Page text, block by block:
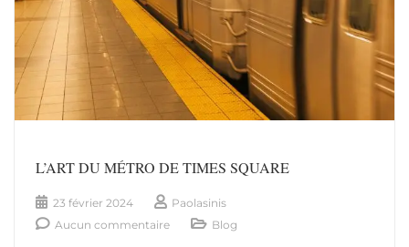
L’ART DU MÉTRO DE TIMES SQUARE
23 février 2024
Paolasinis
Aucun commentaire
Blog